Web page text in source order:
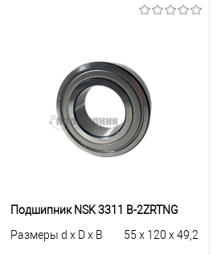
Купить в 1 клик
К сравнению
В избранное
В наличии
Подшипник NSK 3311 B-2ZRTNG
Размеры d x D x B
55 x 120 x 49,2